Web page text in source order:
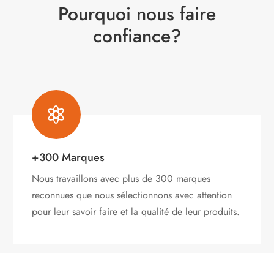
Pourquoi nous faire
confiance?

+300 Marques
Nous travaillons avec plus de 300 marques
reconnues que nous sélectionnons avec attention
pour leur savoir faire et la qualité de leur produits.